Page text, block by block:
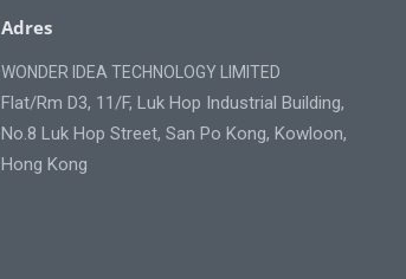
Adres
WONDER IDEA TECHNOLOGY LIMITED
Flat/Rm D3, 11/F, Luk Hop Industrial Building,
No.8 Luk Hop Street, San Po Kong, Kowloon,
Hong Kong